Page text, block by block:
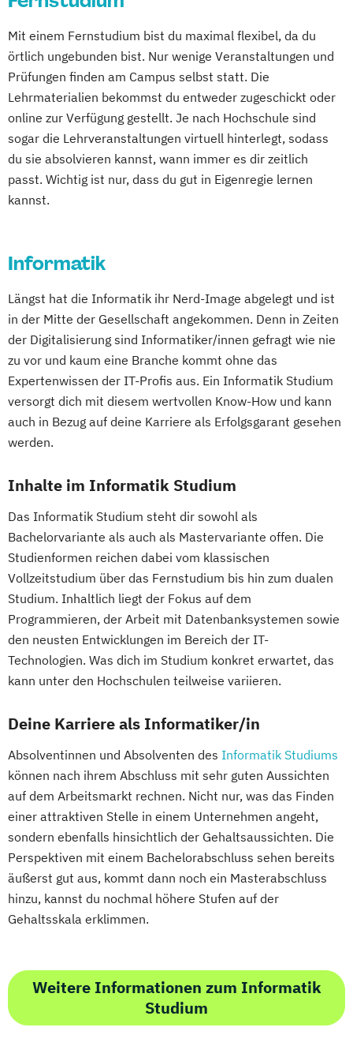
Mit einem Fernstudium bist du maximal flexibel, da du
örtlich ungebunden bist. Nur wenige Veranstaltungen und
Prüfungen finden am Campus selbst statt. Die
Lehrmaterialien bekommst du entweder zugeschickt oder
online zur Verfügung gestellt. Je nach Hochschule sind
sogar die Lehrveranstaltungen virtuell hinterlegt, sodass
du sie absolvieren kannst, wann immer es dir zeitlich
passt. Wichtig ist nur, dass du gut in Eigenregie lernen
kannst.
Informatik
Längst hat die Informatik ihr Nerd-Image abgelegt und ist
in der Mitte der Gesellschaft angekommen. Denn in Zeiten
der Digitalisierung sind Informatiker/innen gefragt wie nie
zu vor und kaum eine Branche kommt ohne das
Expertenwissen der IT-Profis aus. Ein Informatik Studium
versorgt dich mit diesem wertvollen Know-How und kann
auch in Bezug auf deine Karriere als Erfolgsgarant gesehen
werden.
Inhalte im Informatik Studium
Das Informatik Studium steht dir sowohl als
Bachelorvariante als auch als Mastervariante offen. Die
Studienformen reichen dabei vom klassischen
Vollzeitstudium über das Fernstudium bis hin zum dualen
Studium. Inhaltlich liegt der Fokus auf dem
Programmieren, der Arbeit mit Datenbanksystemen sowie
den neusten Entwicklungen im Bereich der IT-
Technologien. Was dich im Studium konkret erwartet, das
kann unter den Hochschulen teilweise variieren.
Deine Karriere als Informatiker/in
Absolventinnen und Absolventen des Informatik Studiums
können nach ihrem Abschluss mit sehr guten Aussichten
auf dem Arbeitsmarkt rechnen. Nicht nur, was das Finden
einer attraktiven Stelle in einem Unternehmen angeht,
sondern ebenfalls hinsichtlich der Gehaltsaussichten. Die
Perspektiven mit einem Bachelorabschluss sehen bereits
äußerst gut aus, kommt dann noch ein Masterabschluss
hinzu, kannst du nochmal höhere Stufen auf der
Gehaltsskala erklimmen.
Weitere Informationen zum Informatik
Studium